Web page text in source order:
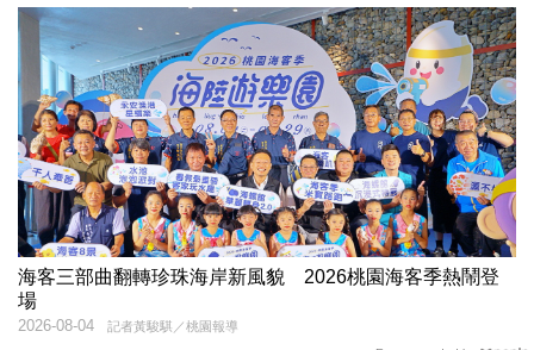
海客三部曲翻轉珍珠海岸新風貌 2026桃園海客季熱鬧登
場
記者黃駿騏／桃園報導
2026-08-04